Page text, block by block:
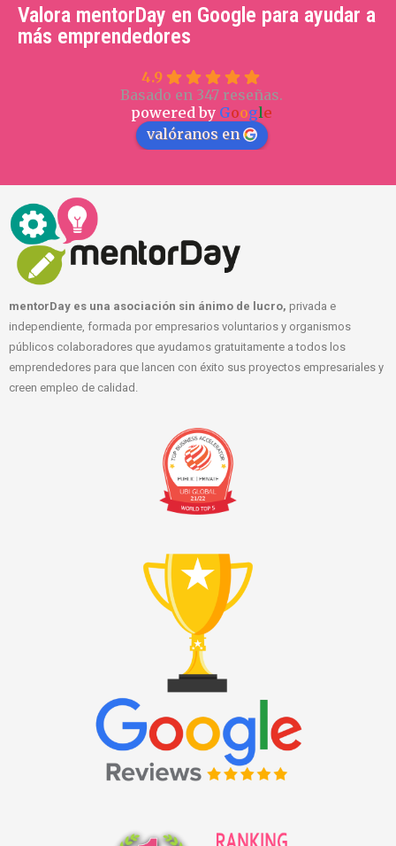
Valora mentorDay en Google para ayudar a
más emprendedores
4.9
Basado en 347 reseñas.
powered by Google
valóranos en
mentorDay es una asociación sin ánimo de lucro, privada e
independiente, formada por empresarios voluntarios y organismos
públicos colaboradores que ayudamos gratuitamente a todos los
emprendedores para que lancen con éxito sus proyectos empresariales y
creen empleo de calidad.